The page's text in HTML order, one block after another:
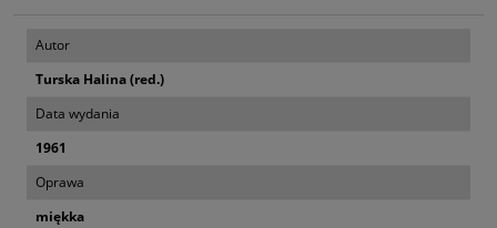
Autor
Turska Halina (red.)
Data wydania
1961
Oprawa
miękka